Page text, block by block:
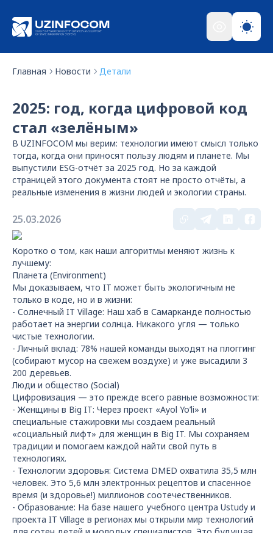
Главная Новости Детали
2025: год, когда цифровой код
стал «зелёным»
В UZINFOCOM мы верим: технологии имеют смысл только
тогда, когда они приносят пользу людям и планете. Мы
выпустили ESG-отчёт за 2025 год. Но за каждой
страницей этого документа стоят не просто отчёты, а
реальные изменения в жизни людей и экологии страны.
25.03.2026
Коротко о том, как наши алгоритмы меняют жизнь к
лучшему:
Планета (Environment)
Мы доказываем, что IT может быть экологичным не
только в коде, но и в жизни:
- Солнечный IT Village: Наш хаб в Самарканде полностью
работает на энергии солнца. Никакого угля — только
чистые технологии.
- Личный вклад: 78% нашей команды выходят на плоггинг
(собирают мусор на свежем воздухе) и уже высадили 3
200 деревьев.
Люди и общество (Social)
Цифровизация — это прежде всего равные возможности:
- Женщины в Big IT: Через проект «Ayol Yo’li» и
специальные стажировки мы создаем реальный
«социальный лифт» для женщин в Big IT. Мы сохраняем
традиции и помогаем каждой найти свой путь в
технологиях.
- Технологии здоровья: Система DMED охватила 35,5 млн
человек. Это 5,6 млн электронных рецептов и спасенное
время (и здоровье!) миллионов соотечественников.
- Образование: На базе нашего учебного центра Ustudy и
проекта IT Village в регионах мы открыли мир технологий